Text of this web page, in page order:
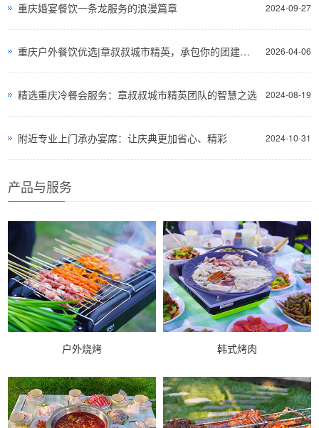
2024-09-27
重庆婚宴餐饮一条龙服务的浪漫篇章
2026-04-06
重庆户外餐饮优选|章叔叔城市精英，承包你的团建与宴席全场景
2024-08-19
精选重庆冷餐会服务：章叔叔城市精英团队的智慧之选
2024-10-31
附近专业上门承办宴席：让庆典更加省心、精彩
产品与服务
户外烧烤 韩式烤肉